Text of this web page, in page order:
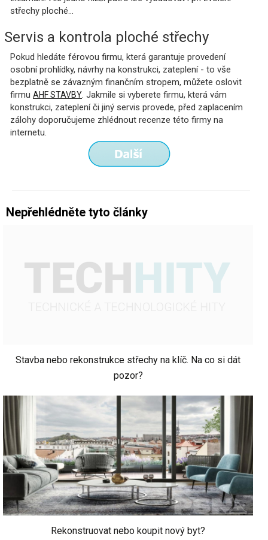
střechy ploché...
Servis a kontrola ploché střechy
Pokud hledáte férovou firmu, která garantuje provedení
osobní prohlídky, návrhy na konstrukci, zateplení - to vše
bezplatně se závazným finančním stropem, můžete oslovit
firmu AHF STAVBY. Jakmile si vyberete firmu, která vám
konstrukci, zateplení či jiný servis provede, před zaplacením
zálohy doporučujeme zhlédnout recenze této firmy na
internetu.
Nepřehlédněte tyto články
Stavba nebo rekonstrukce střechy na klíč. Na co si dát
pozor?
Rekonstruovat nebo koupit nový byt?